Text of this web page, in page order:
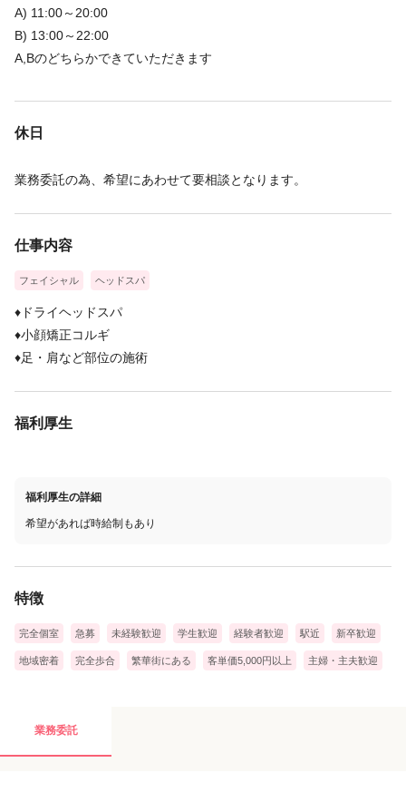
A) 11:00～20:00
B) 13:00～22:00
A,Bのどちらかできていただきます
休日
業務委託の為、希望にあわせて要相談となります。
仕事内容
フェイシャル ヘッドスパ
♦ドライヘッドスパ
♦小顔矯正コルギ
♦足・肩など部位の施術
福利厚生
福利厚生の詳細
希望があれば時給制もあり
特徴
完全個室 急募 未経験歓迎 学生歓迎 経験者歓迎 駅近 新卒歓迎
地域密着 完全歩合 繁華街にある 客単価5,000円以上 主婦・主夫歓迎
業務委託